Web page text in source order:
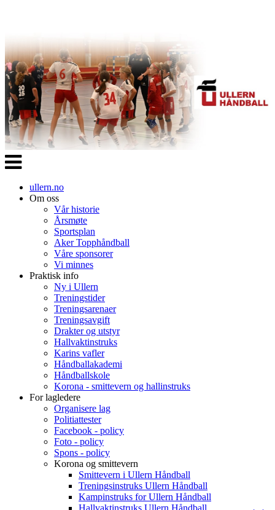
Veksle
navigasjon
ullern.no
Om oss
Vår historie
Årsmøte
Sportsplan
Aker Topphåndball
Våre sponsorer
Vi minnes
Praktisk info
Ny i Ullern
Treningstider
Treningsarenaer
Treningsavgift
Drakter og utstyr
Hallvaktinstruks
Karins vafler
Håndballakademi
Håndballskole
Korona - smittevern og hallinstruks
For lagledere
Organisere lag
Politiattester
Facebook - policy
Foto - policy
Spons - policy
Korona og smittevern
Smittevern i Ullern Håndball
Treningsinstruks Ullern Håndball
Kampinstruks for Ullern Håndball
Hallvaktinstruks Ullern Håndball